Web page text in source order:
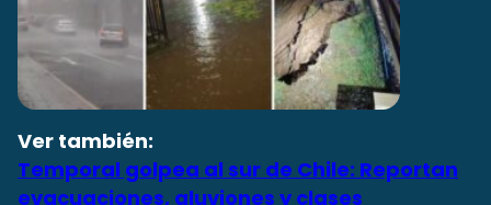
Ver también:
Temporal golpea al sur de Chile: Reportan
evacuaciones, aluviones y clases